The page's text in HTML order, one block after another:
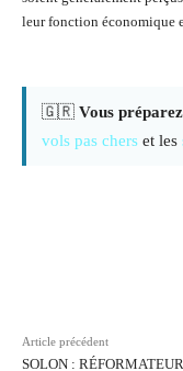
leur fonction économique
🇬🇷 Vous
vols pas chers et les
Article précédent
SOLON : RÉFORMATEUR